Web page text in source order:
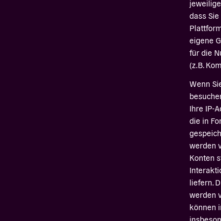
dass
eigene
für die
(z.B.
Wenn
Ihre IP-
die in
werden
Konten
liefern.
werden
können